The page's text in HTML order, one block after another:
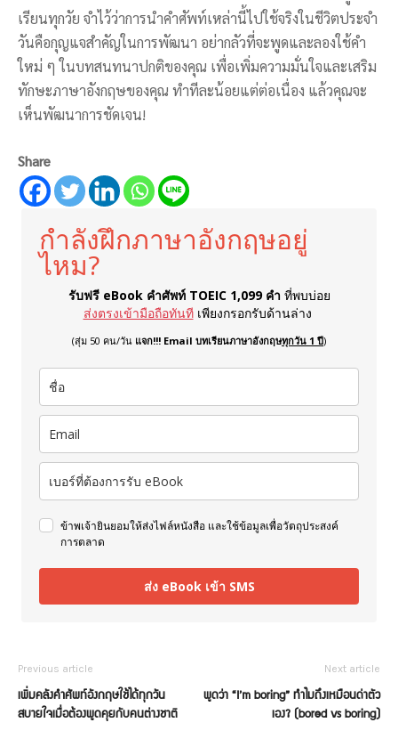
เรียนทุกวัย จำไว้ว่าการนำคำศัพท์เหล่านี้ไปใช้จริงในชีวิตประจำ
วันคือกุญแจสำคัญในการพัฒนา อย่ากลัวที่จะพูดและลองใช้คำ
ใหม่ ๆ ในบทสนทนาปกติของคุณ เพื่อเพิ่มความมั่นใจและเสริม
ทักษะภาษาอังกฤษของคุณ ทำทีละน้อยแต่ต่อเนื่อง แล้วคุณจะ
เห็นพัฒนาการชัดเจน!
Share
กำลังฝึกภาษาอังกฤษอยู่
ไหม?
รับฟรี eBook คำศัพท์ TOEIC 1,099 คำ ที่พบบ่อย
ส่งตรงเข้ามือถือทันที เพียงกรอกรับด้านล่าง
(สุ่ม 50 คน/วัน แจก!!! Email บทเรียนภาษาอังกฤษทุกวัน 1 ปี)
ข้าพเจ้ายินยอมให้ส่งไฟล์หนังสือ และใช้ข้อมูลเพื่อวัตถุประสงค์
การตลาด
ส่ง eBook เข้า SMS
Previous article
เพิ่มคลังคำศัพท์อังกฤษใช้ได้ทุกวัน
สบายใจเมื่อต้องพูดคุยกับคนต่างชาติ
Next article
พูดว่า “I’m boring” ทำไมถึงเหมือนด่าตัว
เอง? (bored vs boring)